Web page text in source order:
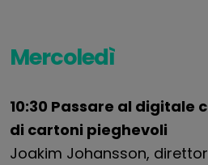
Mercoledì
10:30 Passare al digitale
di cartoni pieghevoli
Joakim Johansson,